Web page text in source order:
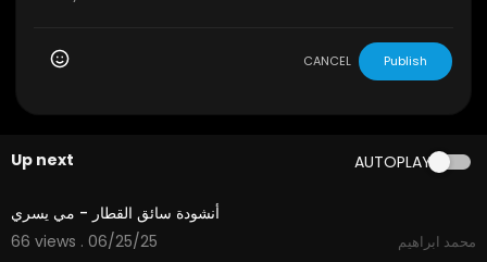
CANCEL Publish
Up next AUTOPLAY
2:57
أنشودة سائق القطار - مي يسري
66 views . 06/25/25
محمد ابراهيم